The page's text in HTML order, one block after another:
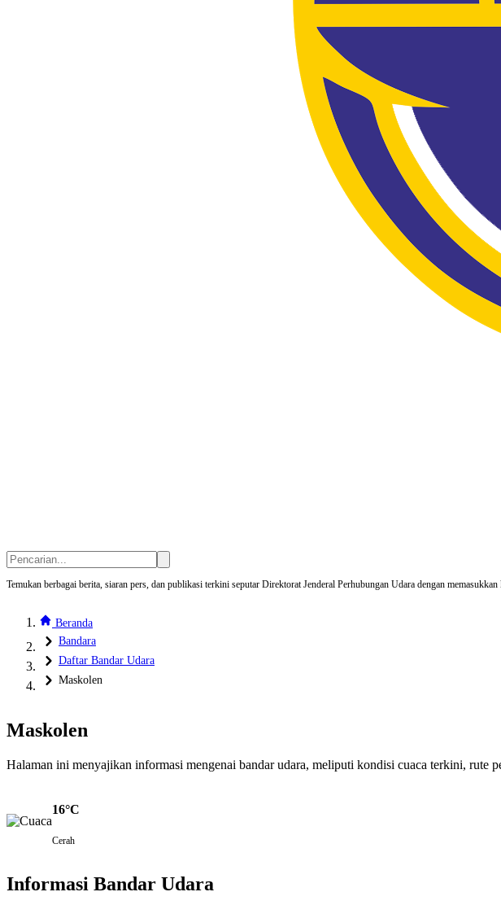
Temukan berbagai berita, siaran pers, dan publikasi terkini seputar Direktorat Jenderal Perhubungan Udara dengan
Beranda
Bandara
Daftar Bandar Udara
Maskolen
Maskolen
Halaman ini menyajikan informasi mengenai bandar udara, meliputi kondisi cuaca terkini, rute
16°C
Cerah
Informasi Bandar Udara